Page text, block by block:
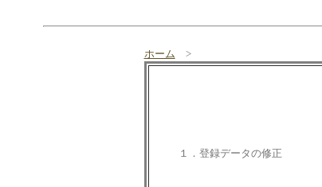
ホーム >
１．登録データの修正